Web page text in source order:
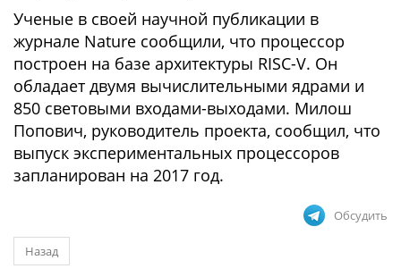
Ученые в своей научной публикации в
журнале Nature сообщили, что процессор
построен на базе архитектуры RISC-V. Он
обладает двумя вычислительными ядрами и
850 световыми входами-выходами. Милош
Попович, руководитель проекта, сообщил, что
выпуск экспериментальных процессоров
запланирован на 2017 год.
Обсудить
Назад